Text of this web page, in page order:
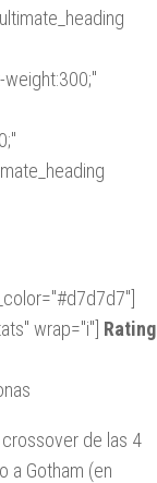
weight:300;"
wrap="i"] Rating
de las 4
a Gotham (en